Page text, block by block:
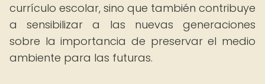
currículo escolar, sino que también contribuye
a sensibilizar a las nuevas generaciones
sobre la importancia de preservar el medio
ambiente para las futuras.